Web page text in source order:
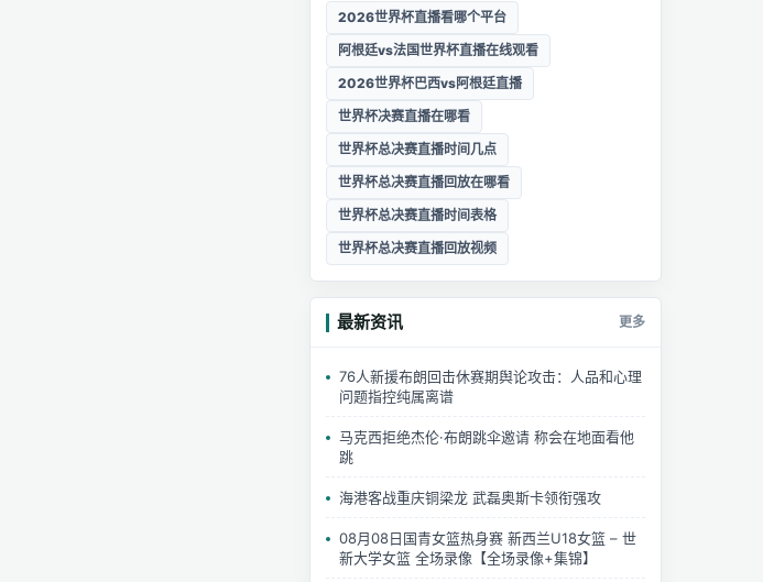
2026世界杯直播看哪个平台
阿根廷vs法国世界杯直播在线观看
2026世界杯巴西vs阿根廷直播
世界杯决赛直播在哪看
世界杯总决赛直播时间几点
世界杯总决赛直播回放在哪看
世界杯总决赛直播时间表格
世界杯总决赛直播回放视频
最新资讯 更多
76人新援布朗回击休赛期舆论攻击：人品和心理
问题指控纯属离谱
马克西拒绝杰伦·布朗跳伞邀请 称会在地面看他
跳
海港客战重庆铜梁龙 武磊奥斯卡领衔强攻
08月08日国青女篮热身赛 新西兰U18女篮 – 世
新大学女篮 全场录像【全场录像+集锦】